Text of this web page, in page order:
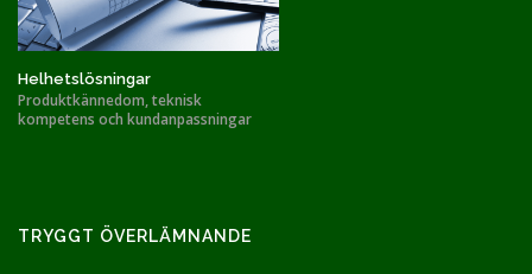
Helhetslösningar
Produktkännedom, teknisk
kompetens och kundanpassningar
TRYGGT ÖVERLÄMNANDE